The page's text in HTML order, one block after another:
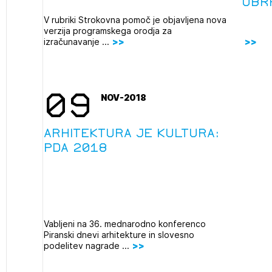
V rubriki Strokovna pomoč je objavljena nova
verzija programskega orodja za
izračunavanje ...
09 NOV-2018
ARHITEKTURA JE KULTURA:
PDA 2018
Vabljeni na 36. mednarodno konferenco
Piranski dnevi arhitekture in slovesno
podelitev nagrade ...
Mesečni novičnik
Novičnik izobraževanj
Dnevne medijske objave